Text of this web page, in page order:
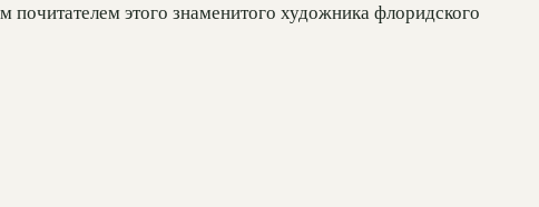
этого знаменитого художника флоридского